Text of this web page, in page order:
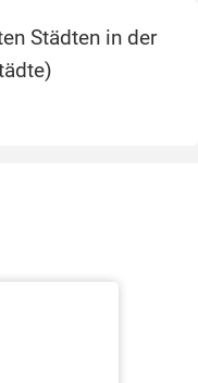
Städten in der
)